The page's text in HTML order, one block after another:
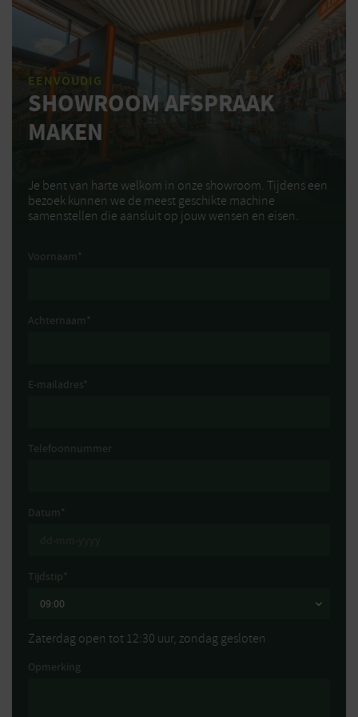
EENVOUDIG
SHOWROOM AFSPRAAK
MAKEN
Je bent van harte welkom in onze showroom. Tijdens een
bezoek kunnen we de meest geschikte machine
samenstellen die aansluit op jouw wensen en eisen.
Voornaam *
Achternaam *
E-mailadres*
Telefoonnummer
Datum *
Tijdstip*
Zaterdag open tot 12:30 uur, zondag gesloten
Opmerking